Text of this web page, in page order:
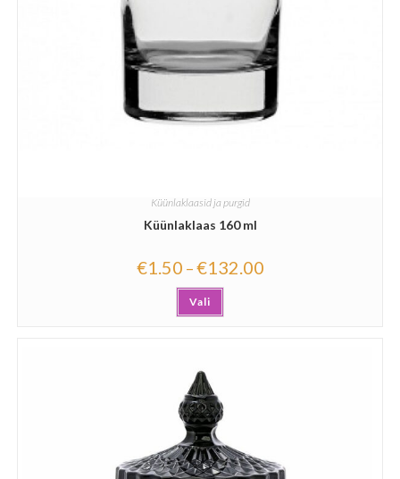
Küünlaklaasid ja purgid
Küünlaklaas 160 ml
€1.50 –€132.00
Vali